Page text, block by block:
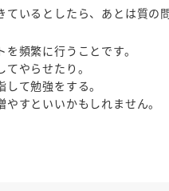
いるとしたら、あとは質の
頻繁に行うことです。
やらせたり。
て勉強をする。
すといいかもしれません。